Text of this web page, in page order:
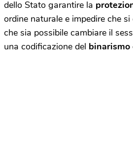
dello Stato garantire la
ordine naturale e impedire che
che sia possibile cambiare il
una codificazione del binarismo